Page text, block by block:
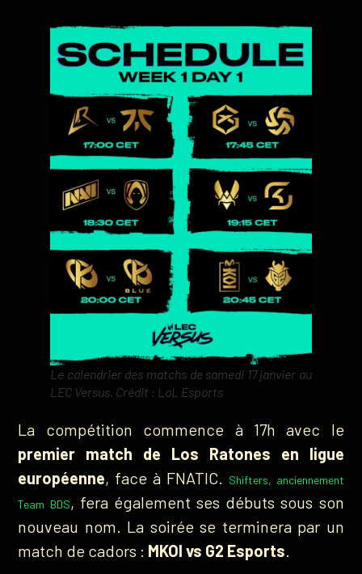
Le calendrier des matchs de samedi 17 janvier au
LEC Versus. Crédit : LoL Esports
La compétition commence à 17h avec le
premier match de Los Ratones en ligue
européenne, face à FNATIC. Shifters, anciennement
Team BDS, fera également ses débuts sous son
nouveau nom. La soirée se terminera par un
match de cadors : MKOI vs G2 Esports.